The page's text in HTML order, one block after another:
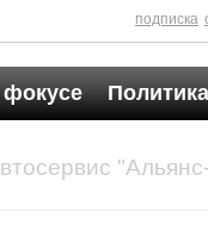
подписка